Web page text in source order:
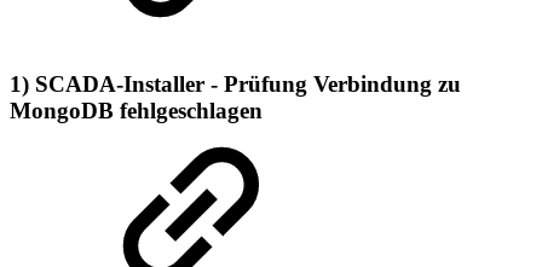
1) SCADA-Installer - Prüfung Verbindung zu
MongoDB fehlgeschlagen